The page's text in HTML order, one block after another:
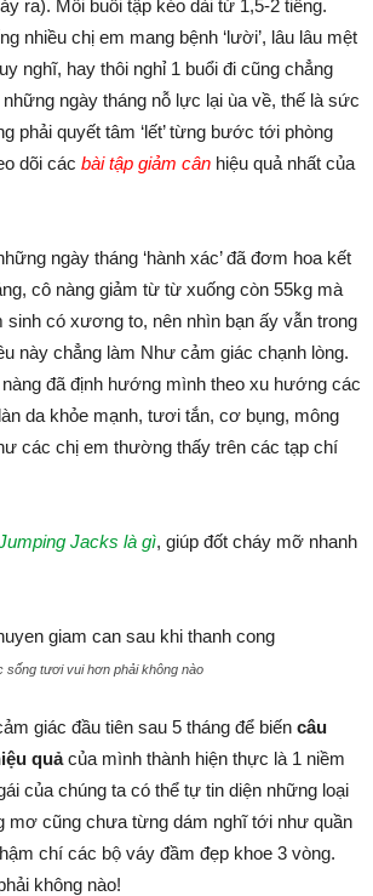
ra). Mỗi buổi tập kéo dài từ 1,5-2 tiếng.
nhiều chị em mang bệnh ‘lười’, lâu lâu mệt
nghĩ, hay thôi nghỉ 1 buổi đi cũng chẳng
ngày tháng nỗ lực lại ùa về, thế là sức
phải quyết tâm ‘lết’ từng bước tới phòng
dõi các bài tập giảm cân hiệu quả nhất của
ngày tháng ‘hành xác’ đã đơm hoa kết
cô nàng giảm từ từ xuống còn 55kg mà
sinh có xương to, nên nhìn bạn ấy vẫn trong
này chẳng làm Như cảm giác chạnh lòng.
đã định hướng mình theo xu hướng các
da khỏe mạnh, tươi tắn, cơ bụng, mông
các chị em thường thấy trên các tạp chí
Jacks là gì, giúp đốt cháy mỡ nhanh
sống tươi vui hơn phải không nào
giác đầu tiên sau 5 tháng để biến câu
quảcủa mình thành hiện thực là 1 niềm
của chúng ta có thể tự tin diện những loại
mơ cũng chưa từng dám nghĩ tới như quần
chí các bộ váy đầm đẹp khoe 3 vòng.
không nào!